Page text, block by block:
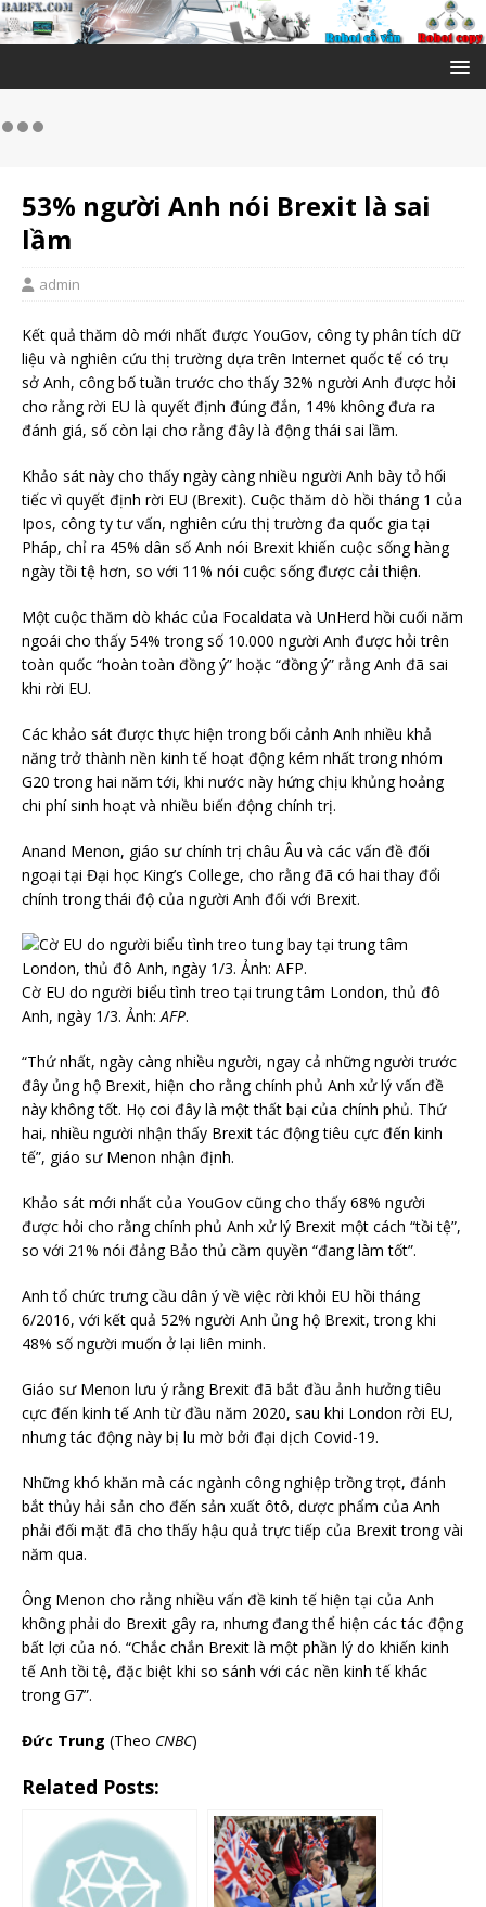
53% người Anh nói Brexit là sai
lầm
admin
Kết quả thăm dò mới nhất được YouGov, công ty phân tích dữ
liệu và nghiên cứu thị trường dựa trên Internet quốc tế có trụ
sở Anh, công bố tuần trước cho thấy 32% người Anh được hỏi
cho rằng rời EU là quyết định đúng đắn, 14% không đưa ra
đánh giá, số còn lại cho rằng đây là động thái sai lầm.
Khảo sát này cho thấy ngày càng nhiều người Anh bày tỏ hối
tiếc vì quyết định rời EU (Brexit). Cuộc thăm dò hồi tháng 1 của
Ipos, công ty tư vấn, nghiên cứu thị trường đa quốc gia tại
Pháp, chỉ ra 45% dân số Anh nói Brexit khiến cuộc sống hàng
ngày tồi tệ hơn, so với 11% nói cuộc sống được cải thiện.
Một cuộc thăm dò khác của Focaldata và UnHerd hồi cuối năm
ngoái cho thấy 54% trong số 10.000 người Anh được hỏi trên
toàn quốc “hoàn toàn đồng ý” hoặc “đồng ý” rằng Anh đã sai
khi rời EU.
Các khảo sát được thực hiện trong bối cảnh Anh nhiều khả
năng trở thành nền kinh tế hoạt động kém nhất trong nhóm
G20 trong hai năm tới, khi nước này hứng chịu khủng hoảng
chi phí sinh hoạt và nhiều biến động chính trị.
Anand Menon, giáo sư chính trị châu Âu và các vấn đề đối
ngoại tại Đại học King’s College, cho rằng đã có hai thay đổi
chính trong thái độ của người Anh đối với Brexit.
Cờ EU do người biểu tình treo tại trung tâm London, thủ đô
Anh, ngày 1/3. Ảnh:AFP.
“Thứ nhất, ngày càng nhiều người, ngay cả những người trước
đây ủng hộ Brexit, hiện cho rằng chính phủ Anh xử lý vấn đề
này không tốt. Họ coi đây là một thất bại của chính phủ. Thứ
hai, nhiều người nhận thấy Brexit tác động tiêu cực đến kinh
tế”, giáo sư Menon nhận định.
Khảo sát mới nhất của YouGov cũng cho thấy 68% người
được hỏi cho rằng chính phủ Anh xử lý Brexit một cách “tồi tệ”,
so với 21% nói đảng Bảo thủ cầm quyền “đang làm tốt”.
Anh tổ chức trưng cầu dân ý về việc rời khỏi EU hồi tháng
6/2016, với kết quả 52% người Anh ủng hộ Brexit, trong khi
48% số người muốn ở lại liên minh.
Giáo sư Menon lưu ý rằng Brexit đã bắt đầu ảnh hưởng tiêu
cực đến kinh tế Anh từ đầu năm 2020, sau khi London rời EU,
nhưng tác động này bị lu mờ bởi đại dịch Covid-19.
Những khó khăn mà các ngành công nghiệp trồng trọt, đánh
bắt thủy hải sản cho đến sản xuất ôtô, dược phẩm của Anh
phải đối mặt đã cho thấy hậu quả trực tiếp của Brexit trong vài
năm qua.
Ông Menon cho rằng nhiều vấn đề kinh tế hiện tại của Anh
không phải do Brexit gây ra, nhưng đang thể hiện các tác động
bất lợi của nó. “Chắc chắn Brexit là một phần lý do khiến kinh
tế Anh tồi tệ, đặc biệt khi so sánh với các nền kinh tế khác
trong G7”.
Đức Trung (Theo CNBC)
Related Posts: